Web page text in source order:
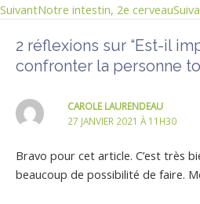
SuivantNotre intestin, 2e cerveau
2 réflexions sur “Est-il
confronter la personne
CAROLE LAURENDEAU
27 JANVIER 2021 À 11H30
Bravo pour cet article. C’est très
beaucoup de possibilité de faire.